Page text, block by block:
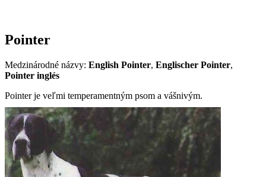
Pointer
Medzinárodné názvy: English Pointer, Englischer Pointer,
Pointer inglés
Pointer je veľmi temperamentným psom a vášnivým.